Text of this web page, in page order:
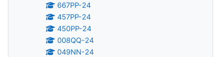
667PP-24
457PP-24
450PP-24
008QQ-24
049NN-24